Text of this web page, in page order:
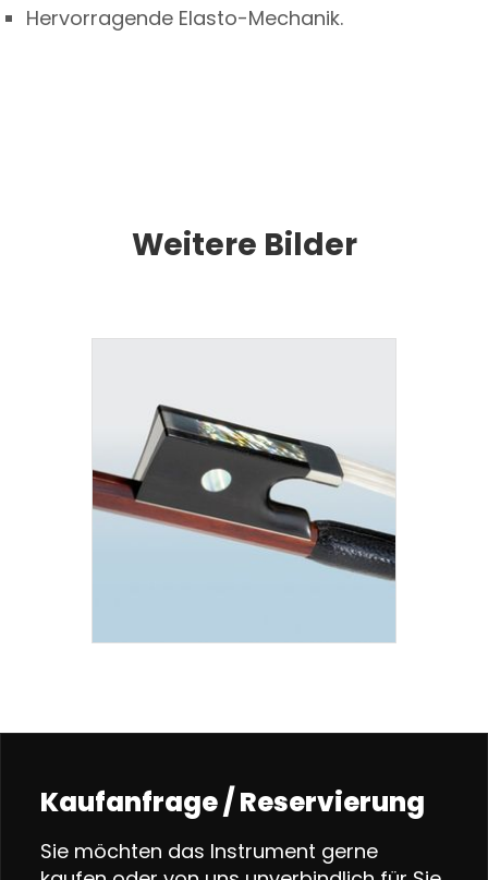
Hervorragende Elasto-Mechanik.
Weitere Bilder
Kaufanfrage / Reservierung
Sie möchten das Instrument gerne